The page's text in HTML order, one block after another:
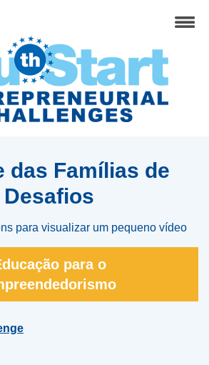
das Famílias de
Desafios
para visualizar um pequeno vídeo
para o